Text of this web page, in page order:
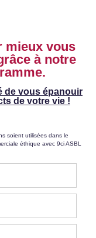
désagréables.
avec facilité
des gens
lents